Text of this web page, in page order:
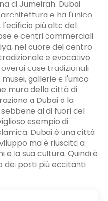
di Jumeirah. Dubai
e ha l'unico
più alto del
e centri commerciali
nel cuore del centro
e evocativo
case tradizionali
gallerie e l'unico
mura della città di
a Dubai è la
al di fuori del
esempio di
Dubai è una città
ma è riuscita a
e la sua cultura. Quindi è
dei posti più eccitanti